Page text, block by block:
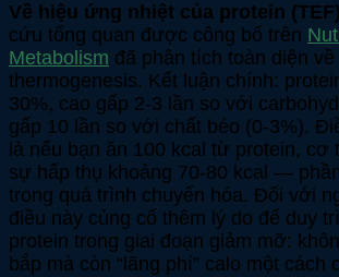
Về hiệu ứng nhiệt của protein
cứu tổng quan được công bố trên
Metabolism đã phân tích toàn diện về
thermogenesis. Kết luận chính:
30%, cao gấp 2-3 lần so với
gấp 10 lần so với chất béo (0-3%).
là nếu bạn ăn 100 kcal từ protein, cơ
sự hấp thụ khoảng 70-80 kcal —
trong quá trình chuyển hóa. Đối với
điều này củng cố thêm lý do để duy
protein trong giai đoạn giảm mỡ:
bắp mà còn “lãng phí” calo một cách